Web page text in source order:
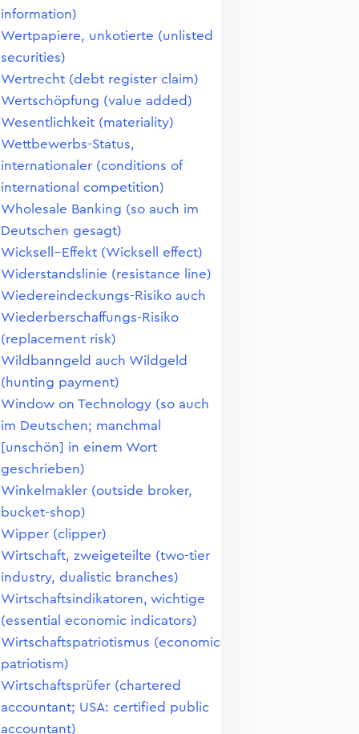
information)
Wertpapiere, unkotierte (unlisted
securities)
Wertrecht (debt register claim)
Wertschöpfung (value added)
Wesentlichkeit (materiality)
Wettbewerbs-Status,
internationaler (conditions of
international competition)
Wholesale Banking (so auch im
Deutschen gesagt)
Wicksell--Effekt (Wicksell effect)
Widerstandslinie (resistance line)
Wiedereindeckungs-Risiko auch
Wiederberschaffungs-Risiko
(replacement risk)
Wildbanngeld auch Wildgeld
(hunting payment)
Window on Technology (so auch
im Deutschen; manchmal
[unschön] in einem Wort
geschrieben)
Winkelmakler (outside broker,
bucket-shop)
Wipper (clipper)
Wirtschaft, zweigeteilte (two-tier
industry, dualistic branches)
Wirtschaftsindikatoren, wichtige
(essential economic indicators)
Wirtschaftspatriotismus (economic
patriotism)
Wirtschaftsprüfer (chartered
accountant; USA: certified public
accountant)